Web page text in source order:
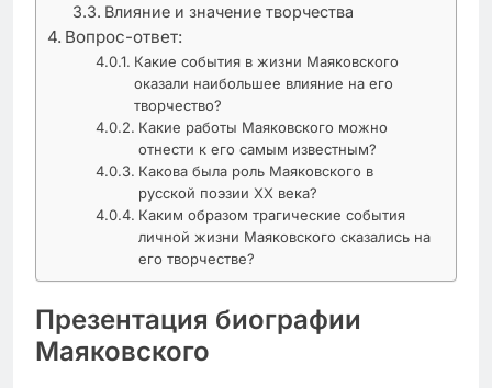
Влияние и значение творчества
Вопрос-ответ:
Какие события в жизни Маяковского
оказали наибольшее влияние на его
творчество?
Какие работы Маяковского можно
отнести к его самым известным?
Какова была роль Маяковского в
русской поэзии XX века?
Каким образом трагические события
личной жизни Маяковского сказались на
его творчестве?
Презентация биографии
Маяковского